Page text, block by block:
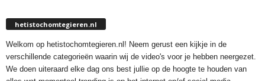
hetistochomtegieren.nl
Welkom op hetistochomtegieren.nl! Neem gerust een kijkje in de
verschillende categorieën waarin wij de video's voor je hebben neergezet.
We doen uiteraard elke dag ons best jullie op de hoogte te houden van